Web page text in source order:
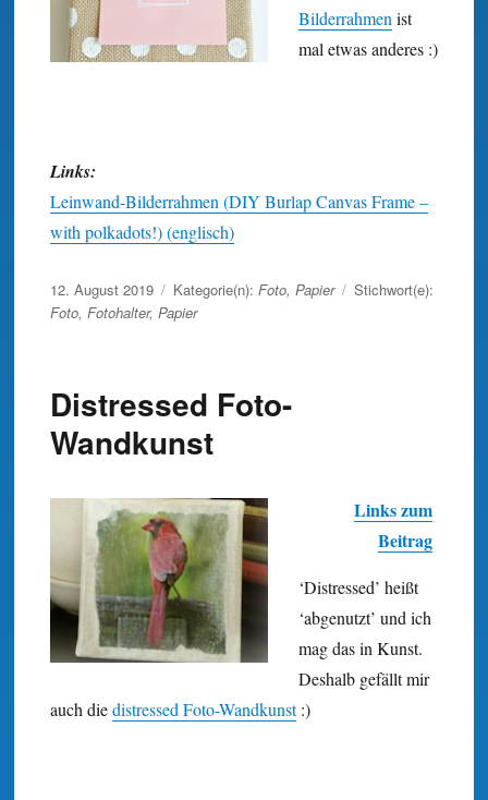
Bilder­rahmenist
mal etwas anderes :)
Links:
Leinwand-Bilderrahmen (DIY Burlap Canvas Frame –
with polkadots!) (englisch)
Veröffentlicht
am
12. August 2019 Kategorie(n): Foto, Papier
Stichwort(e):
Foto, Fotohalter, Papier
Distressed Foto-
Wandkunst
Links zum
Beitrag
‘Distressed’ heißt
‘abgenutzt’ und ich
mag das in Kunst.
Deshalb gefällt mir
auch diedistressed Foto-Wand­kunst:)